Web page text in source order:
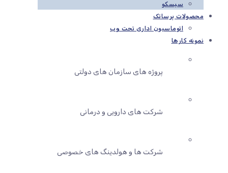
سیسکو
محصولات پرساتک
اتوماسیون اداری تحت وب
نمونه کارها
پروژه های سازمان های دولتی
شرکت های دارویی و درمانی
شرکت ها و هولدینگ های خصوصی